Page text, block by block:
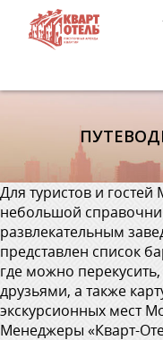
Для туристов и
небольшой
развлекательным
представлен список
где можно перекусить,
друзьями, а также
экскурсионных мест
Менеджеры «Кварт-